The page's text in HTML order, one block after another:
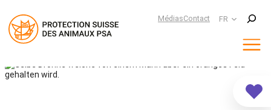
MédiasContact FR
Suchen